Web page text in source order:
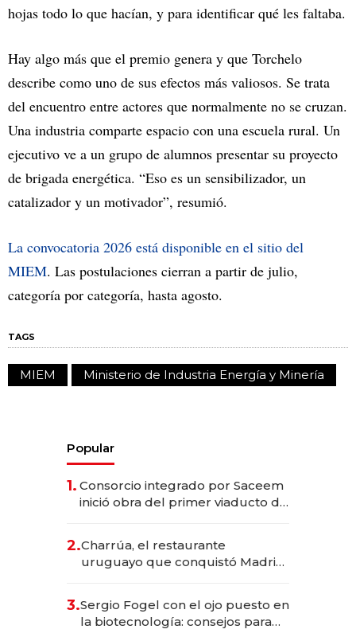
hojas todo lo que hacían, y para identificar qué les faltaba.
Hay algo más que el premio genera y que Torchelo
describe como uno de sus efectos más valiosos. Se trata
del encuentro entre actores que normalmente no se cruzan.
Una industria comparte espacio con una escuela rural. Un
ejecutivo ve a un grupo de alumnos presentar su proyecto
de brigada energética. “Eso es un sensibilizador, un
catalizador y un motivador”, resumió.
La convocatoria 2026 está disponible en el sitio del
MIEM. Las postulaciones cierran a partir de julio,
categoría por categoría, hasta agosto.
TAGS
MIEM Ministerio de Industria Energía y Minería
Popular
1. Consorcio integrado por Saceem
inició obra del primer viaducto de
millones
2.Charrúa, el restaurante
uruguayo que conquistó Madrid:
anticipación y prepara apertura
3.Sergio Fogel con el ojo puesto en
la biotecnología: consejos para